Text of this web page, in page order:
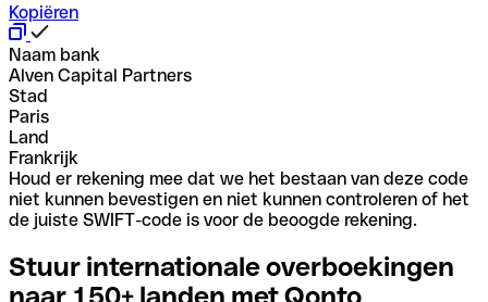
Kopiëren
Naam bank
Alven Capital Partners
Stad
Paris
Land
Frankrijk
Houd er rekening mee dat we het bestaan van deze code
niet kunnen bevestigen en niet kunnen controleren of het
de juiste SWIFT-code is voor de beoogde rekening.
Stuur internationale overboekingen
naar 150+ landen met Qonto